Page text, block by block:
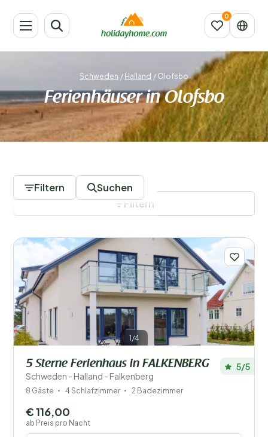
Schweden / Halland / Olofsbo
Ferienhäuser in Olofsbo
Filtern Suchen
Ihr Urlaub
Wählen Sie Reisedaten und Ihre Begleitung
Wann?
Filter speichern
Filtern
1/4
5 Sterne Ferienhaus in FALKENBERG
Schweden - Halland - Falkenberg
5/5
8 Gäste 4 Schlafzimmer 2 Badezimmer
€ 116,00
ab Preis pro Nacht